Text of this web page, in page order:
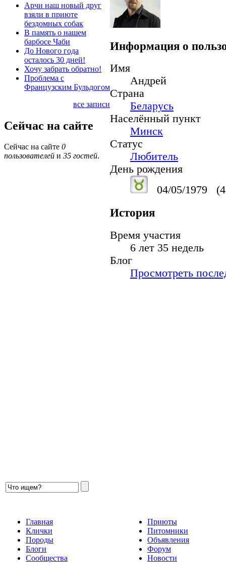
Арчи наш новый друг
взяли в приюте
бездомных собак
В память о нашем
барбосе Чаби
До Нового года
осталось 30 дней!
Хочу забрать обратно!
Проблема с
Французским Бульдогом
все записи
Сейчас на сайте
Сейчас на сайте 0
пользователей и 35 гостей.
Информация о
Имя
Андрей
Страна
Беларусь
Населённый пункт
Минск
Статус
Любитель
День рождения
04/05/1979
История
Время участия
6 лет 35 недель
Блог
Просмотреть
Главная
Клички
Породы
Блоги
Сообщества
Приюты
Питомники
Объявления
Форум
Новости